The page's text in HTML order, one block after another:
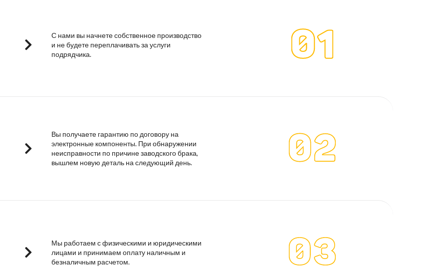
С нами вы начнете собственное производство
и не будете переплачивать за услуги
подрядчика.
Вы получаете гарантию по договору на
электронные компоненты. При обнаружении
неисправности по причине заводского брака,
вышлем новую деталь на следующий день.
Мы работаем с физическими и юридическими
лицами и принимаем оплату наличным и
безналичным расчетом.